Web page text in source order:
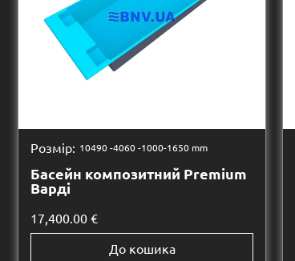
Розмір: 10490 -4060 -1000-1650 mm
Басейн композитний Premium
Варді
17,400.00 €
До кошика